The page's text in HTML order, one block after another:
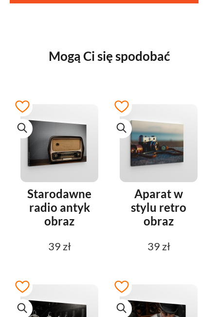
Mogą Ci się spodobać
Starodawne
radio antyk
obraz
39 zł
Aparat w
stylu retro
obraz
39 zł